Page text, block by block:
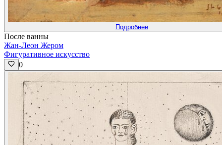
Подробнее
После ванны
Жан-Леон Жером
Фигуративное искусство
0